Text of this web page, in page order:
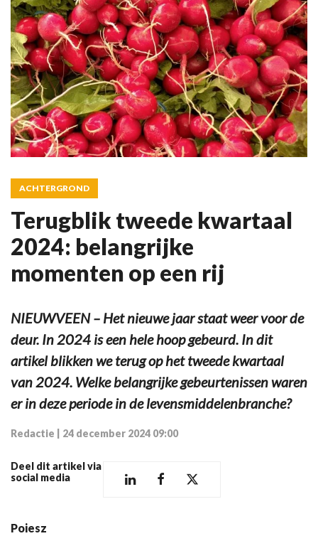
ACHTERGROND
Terugblik tweede kwartaal
2024: belangrijke
momenten op een rij
NIEUWVEEN – Het nieuwe jaar staat weer voor de
deur. In 2024 is een hele hoop gebeurd. In dit
artikel blikken we terug op het tweede kwartaal
van 2024. Welke belangrijke gebeurtenissen waren
er in deze periode in de levensmiddelenbranche?
Redactie 24 december 2024 09:00
Deel dit artikel via
social media
Poiesz